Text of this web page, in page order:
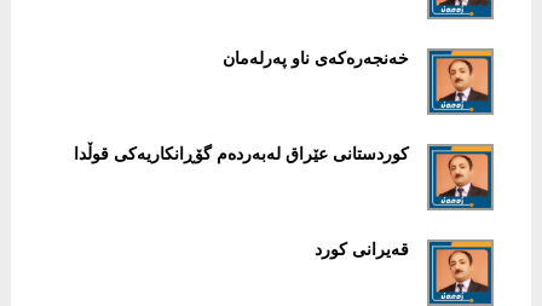
خەنجەرەكەی ناو پەرلەمان
كوردستانی عێراق لەبەردەم گۆڕانكاریەكی قوڵدا
قەیرانی كورد